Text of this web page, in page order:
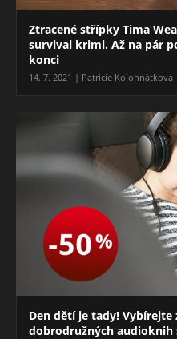
Ztracené střípky Tima
survival krimi. Až na pár
konci
14. 7. 2021 | Patricie Kolohnátková
Den dětí je tady!
dobrodružných audioknih